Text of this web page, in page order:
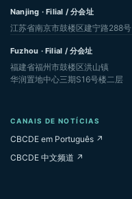
Nanjing · Filial / 分会址
江苏省南京市鼓楼区建宁路288号
Fuzhou · Filial / 分会址
福建省福州市鼓楼区洪山镇
华润置地中心三期S16号楼二层
CANAIS DE NOTÍCIAS
CBCDE em Português ↗
CBCDE 中文频道 ↗